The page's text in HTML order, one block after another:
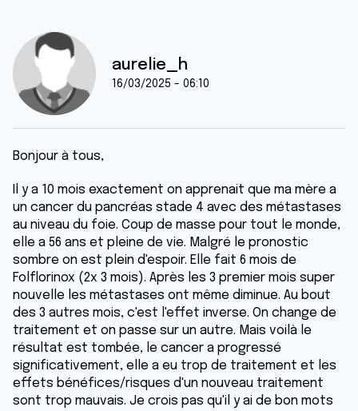
aurelie_h
16/03/2025 - 06:10
Bonjour à tous,
Il y a 10 mois exactement on apprenait que ma mère a
un cancer du pancréas stade 4 avec des métastases
au niveau du foie. Coup de masse pour tout le monde,
elle a 56 ans et pleine de vie. Malgré le pronostic
sombre on est plein d'espoir. Elle fait 6 mois de
Folflorinox (2x 3 mois). Après les 3 premier mois super
nouvelle les métastases ont même diminue. Au bout
des 3 autres mois, c'est l'effet inverse. On change de
traitement et on passe sur un autre. Mais voilà le
résultat est tombée, le cancer a progressé
significativement, elle a eu trop de traitement et les
effets bénéfices/risques d'un nouveau traitement
sont trop mauvais. Je crois pas qu'il y ai de bon mots